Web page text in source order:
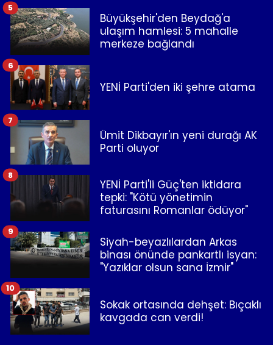
Büyükşehir'den Beydağ'a
ulaşım hamlesi: 5 mahalle
merkeze bağlandı
5
YENİ Parti'den iki şehre atama
6
Ümit Dikbayır'ın yeni durağı AK
Parti oluyor
7
YENİ Parti'li Güç'ten iktidara
tepki: "Kötü yönetimin
faturasını Romanlar ödüyor"
8
Siyah-beyazlılardan Arkas
binası önünde pankartlı isyan:
"Yazıklar olsun sana İzmir"
9
Sokak ortasında dehşet: Bıçaklı
kavgada can verdi!
10